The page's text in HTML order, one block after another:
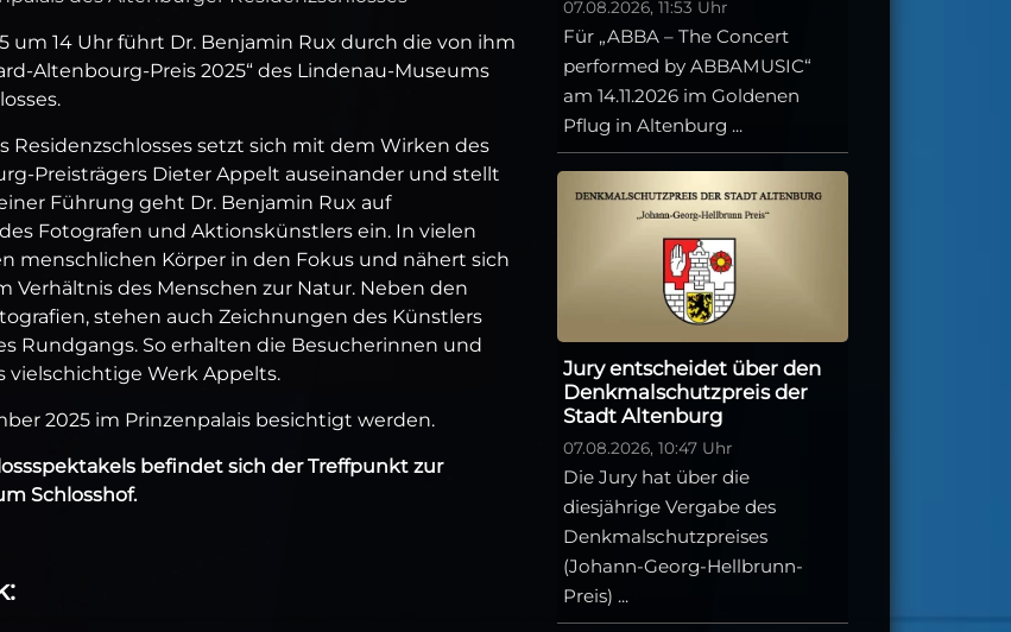
um 14 Uhr führt Dr. Benjamin Rux durch die von ihm
Altenbourg-Preis 2025“ des Lindenau-Museums
Residenzschlosses setzt sich mit dem Wirken des
Preisträgers Dieter Appelt auseinander und stellt
Führung geht Dr. Benjamin Rux auf
Fotografen und Aktionskünstlers ein. In vielen
menschlichen Körper in den Fokus und nähert sich
Verhältnis des Menschen zur Natur. Neben den
stehen auch Zeichnungen des Künstlers
Rundgangs. So erhalten die Besucherinnen und
vielschichtige Werk Appelts.
2025 im Prinzenpalais besichtigt werden.
befindet sich der Treffpunkt zur
Schlosshof.
07.08.2026, 11:53 Uhr
Für „ABBA – The Concert
performed by ABBAMUSIC“
am 14.11.2026 im Goldenen
Pflug in Altenburg ...
Jury entscheidet über den
Denkmalschutzpreis der
Stadt Altenburg
07.08.2026, 10:47 Uhr
Die Jury hat über die
diesjährige Vergabe des
Denkmalschutzpreises
(Johann-Georg-Hellbrunn-
Preis) ...